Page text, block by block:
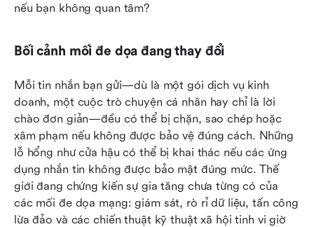
nếu bạn không quan tâm?
Bối cảnh mối đe dọa đang thay đổi
Mỗi tin nhắn bạn gửi—dù là một gói dịch vụ kinh
doanh, một cuộc trò chuyện cá nhân hay chỉ là lời
chào đơn giản—đều có thể bị chặn, sao chép hoặc
xâm phạm nếu không được bảo vệ đúng cách. Những
lỗ hổng như cửa hậu có thể bị khai thác nếu các ứng
dụng nhắn tin không được bảo mật đúng mức. Thế
giới đang chứng kiến sự gia tăng chưa từng có của
các mối đe dọa mạng: giám sát, rò rỉ dữ liệu, tấn công
lừa đảo và các chiến thuật kỹ thuật xã hội tinh vi giờ